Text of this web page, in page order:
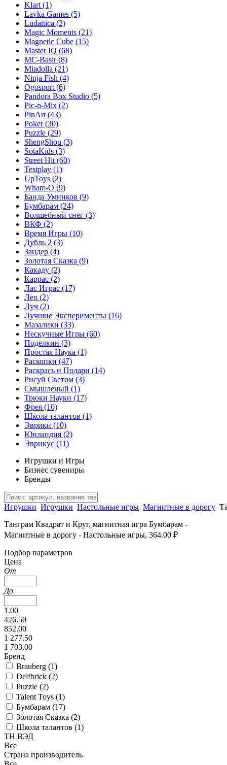
Klart (1)
Lavka Games (5)
Ludattica (2)
Magic Moments (21)
Magnetic Cube (15)
Master IQ (68)
MC-Basir(8)
Miadolla (21)
Ninja Fish (4)
Ogosport (6)
Pandora Box Studio (5)
Pic-n-Mix (2)
PinArt (43)
Poker(30)
Puzzle (29)
ShengShou (3)
SotaKids (3)
Street Hit (60)
Testplay (1)
UpToys (2)
Wham-O (9)
Банда Умников (9)
Бумбарам (24)
Волшебный снег (3)
ВКФ (2)
Время Игры (10)
Дубль 2 (3)
Зандер (4)
Золотая Сказка (9)
Какаду (2)
Каррас (2)
Лас Играс (17)
Лео (2)
Луч (2)
Лучшие Эксперименты (16)
Мазалики (33)
Нескучные Игры (60)
Поделкин (3)
Простая Наука (1)
Раскопки (47)
Раскрась и Подари (14)
Рисуй Светом (3)
Смышленый (1)
Трюки Науки (17)
Фрея (10)
Школа талантов (1)
Эврики (10)
Юнландия (2)
Эврикус (11)
Игрушки и Игры
Бизнес сувениры
Бренды
Игрушки Игрушки Настольные игры Магнитные в дорогу
Танграм Квадрат и Круг, магнитная игра Бумбарам -
Магнитные в дорогу - Настольные игры, 364.00 ₽
Подбор параметров
Цена
От
До
1.00
426.50
852.00
1 277.50
1 703.00
Бренд
Brauberg (1)
Delfbrick (2)
Puzzle (2)
Talent Toys (1)
Бумбарам (17)
Золотая Сказка (2)
Школа талантов (1)
ТН ВЭД
Все
Страна производитель